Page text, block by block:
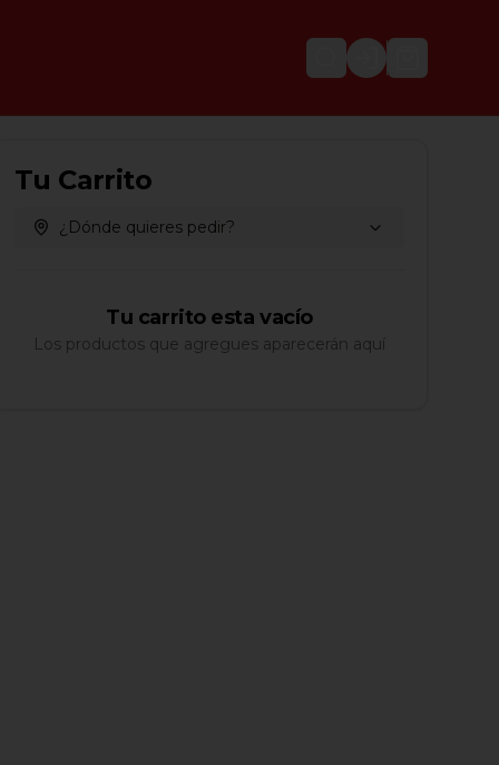
Login
Tu Carrito
¿Dónde quieres pedir?
Tu carrito esta vacío
Los productos que agregues aparecerán aquí